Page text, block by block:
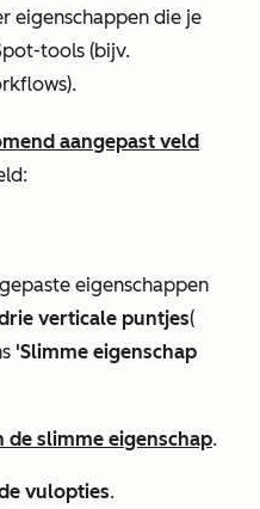
eigenschappen die je
tools (bijv.
aangepast veld
eigenschappen
verticale puntjes(
'Slimme eigenschap
de slimme eigenschap.
vulopties.